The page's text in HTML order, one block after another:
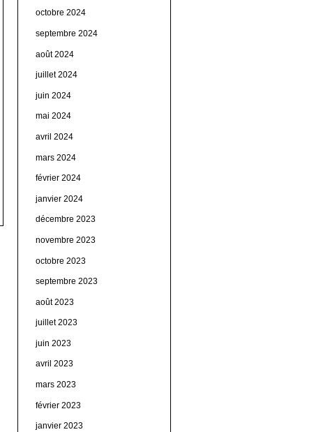
octobre 2024
septembre 2024
août 2024
juillet 2024
juin 2024
mai 2024
avril 2024
mars 2024
février 2024
janvier 2024
décembre 2023
novembre 2023
octobre 2023
septembre 2023
août 2023
juillet 2023
juin 2023
avril 2023
mars 2023
février 2023
janvier 2023